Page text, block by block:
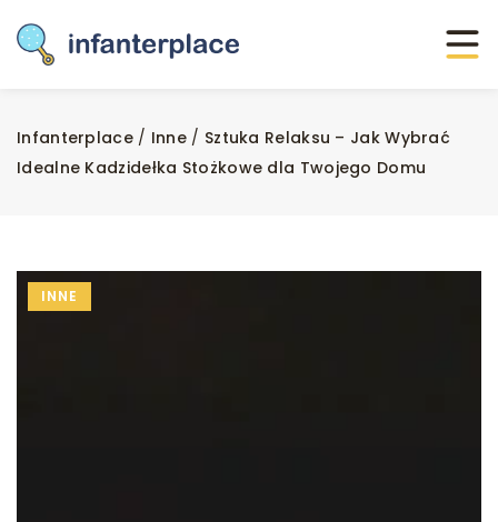
Infanterplace/ Inne / Sztuka Relaksu – Jak Wybrać
Idealne Kadzidełka Stożkowe dla Twojego Domu
INNE